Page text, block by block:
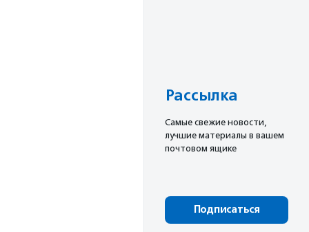
Рассылка
Cамые свежие новости,
лучшие материалы в вашем
почтовом ящике
Подписаться